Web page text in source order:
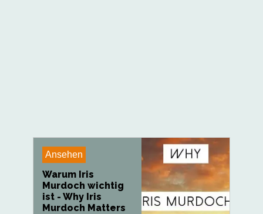
Ansehen
Warum Iris
Murdoch wichtig
ist - Why Iris
Murdoch Matters